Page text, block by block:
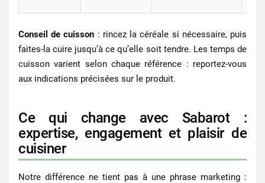
Conseil de cuisson : rincez la céréale si nécessaire, puis
faites‑la cuire jusqu’à ce qu’elle soit tendre. Les temps de
cuisson varient selon chaque référence : reportez‑vous
aux indications précisées sur le produit.
Ce qui change avec Sabarot :
expertise, engagement et plaisir de
cuisiner
Notre différence ne tient pas à une phrase marketing :